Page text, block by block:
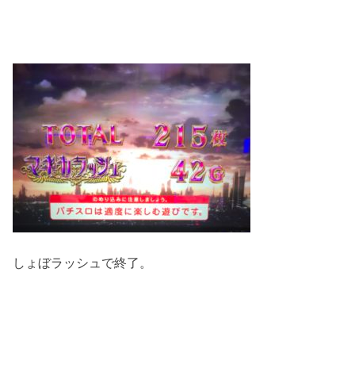
しょぼラッシュで終了。